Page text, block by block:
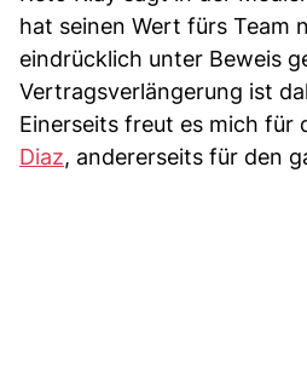
hat seinen Wert fürs Team
eindrücklich unter Beweis
Vertragsverlängerung ist
Einerseits freut es mich für
Diaz, andererseits für den